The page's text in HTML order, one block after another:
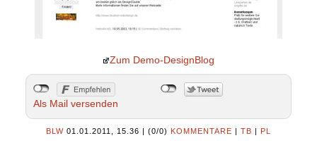
Zum Demo-DesignBlog
Als Mail versenden
BLW 01.01.2011, 15.36 | (0/0) KOMMENTARE | TB | PL